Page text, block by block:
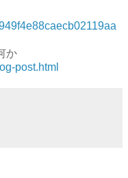
か
post.html